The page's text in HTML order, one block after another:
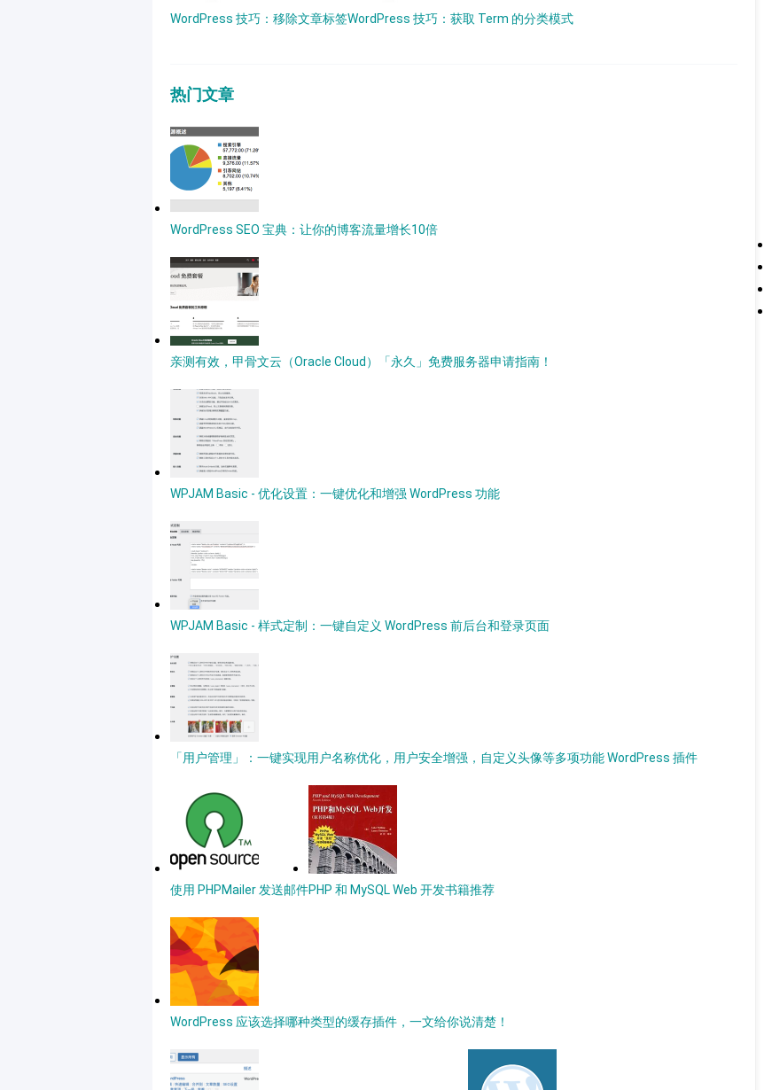
WordPress 技巧：移除文章标签WordPress 技巧：获取 Term 的分类模式
热门文章
WordPress SEO 宝典：让你的博客流量增长10倍
亲测有效，甲骨文云（Oracle Cloud）「永久」免费服务器申请指南！
WPJAM Basic - 优化设置：一键优化和增强 WordPress 功能
WPJAM Basic - 样式定制：一键自定义 WordPress 前后台和登录页面
「用户管理」：一键实现用户名称优化，用户安全增强，自定义头像等多项功能 WordPress 插件
使用 PHPMailer 发送邮件PHP 和 MySQL Web 开发书籍推荐
WordPress 应该选择哪种类型的缓存插件，一文给你说清楚！